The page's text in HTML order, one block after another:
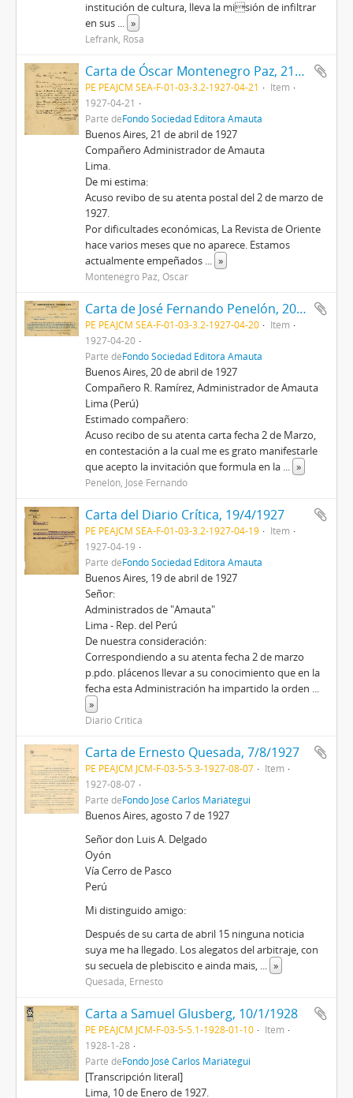
institución de cultura, lleva la misión de infiltrar
en sus ... »
Lefrank, Rosa
Carta de Óscar Montenegro Paz, 21/4/1927
PE PEAJCM SEA-F-01-03-3.2-1927-04-21
Item
1927-04-21
Parte deFondo Sociedad Editora Amauta
Buenos Aires, 21 de abril de 1927
Compañero Administrador de Amauta
Lima.
De mi estima:
Acuso revibo de su atenta postal del 2 de marzo de
1927.
Por dificultades económicas, La Revista de Oriente
hace varios meses que no aparece. Estamos
actualmente empeñados ... »
Montenegro Paz, Oscar
Carta de José Fernando Penelón, 20/4/1927
PE PEAJCM SEA-F-01-03-3.2-1927-04-20
Item
1927-04-20
Parte deFondo Sociedad Editora Amauta
Buenos Aires, 20 de abril de 1927
Compañero R. Ramírez, Administrador de Amauta
Lima (Perú)
Estimado compañero:
Acuso recibo de su atenta carta fecha 2 de Marzo,
en contestación a la cual me es grato manifestarle
que acepto la invitación que formula en la ... »
Penelón, José Fernando
Carta del Diario Crítica, 19/4/1927
PE PEAJCM SEA-F-01-03-3.2-1927-04-19
Item
1927-04-19
Parte deFondo Sociedad Editora Amauta
Buenos Aires, 19 de abril de 1927
Señor:
Administrados de "Amauta"
Lima - Rep. del Perú
De nuestra consideración:
Correspondiendo a su atenta fecha 2 de marzo
p.pdo. plácenos llevar a su conocimiento que en la
fecha esta Administración ha impartido la orden ...
»
Diario Crítica
Carta de Ernesto Quesada, 7/8/1927
PE PEAJCM JCM-F-03-5-5.3-1927-08-07
Item
1927-08-07
Parte deFondo José Carlos Mariátegui
Buenos Aires, agosto 7 de 1927
Señor don Luis A. Delgado
Oyón
Vía Cerro de Pasco
Perú
Mi distinguido amigo:
Después de su carta de abril 15 ninguna noticia
suya me ha llegado. Los alegatos del arbitraje, con
su secuela de plebiscito e ainda mais, ... »
Quesada, Ernesto
Carta a Samuel Glusberg, 10/1/1928
PE PEAJCM JCM-F-03-5-5.1-1928-01-10
Item
1928-1-28
Parte deFondo José Carlos Mariátegui
[Transcripción literal]
Lima, 10 de Enero de 1927.